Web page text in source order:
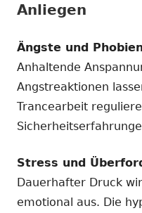
Anliegen
Ängste und
Anhaltende
Angstreaktionen
Trancearbeit
Stress und
Dauerhafter Druck
emotional aus. Die